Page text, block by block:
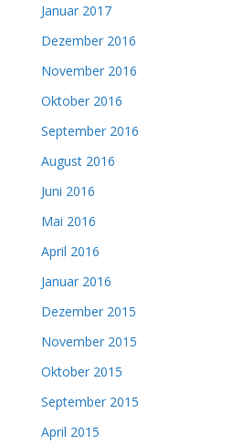
Januar 2017
Dezember 2016
November 2016
Oktober 2016
September 2016
August 2016
Juni 2016
Mai 2016
April 2016
Januar 2016
Dezember 2015
November 2015
Oktober 2015
September 2015
April 2015